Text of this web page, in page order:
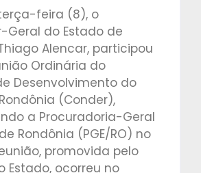
feira (8), o
Geral do Estado de
Alencar, participou
Ordinária do
Desenvolvimento do
(Conder),
a Procuradoria-Geral
Rondônia (PGE/RO) no
promovida pelo
Estado, ocorreu no